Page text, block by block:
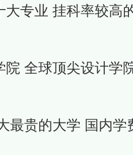
大专业 挂科率较高
院 全球顶尖设计学
最贵的大学 国内